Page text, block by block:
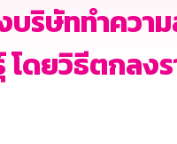
บริษัททำควา
ดยวิธีตกลงร